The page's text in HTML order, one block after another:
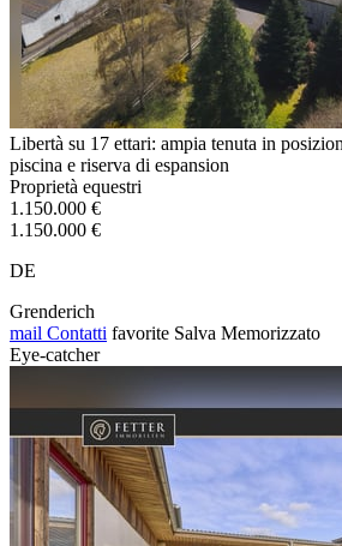
Libertà su 17 ettari: ampia tenuta in
piscina e riserva di espansion
Proprietà equestri
1.150.000 €
1.150.000 €
DE
Grenderich
mail Contatti favorite Salva Memorizzato
Eye-catcher